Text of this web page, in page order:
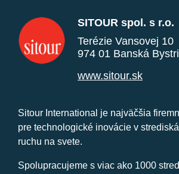
SITOUR spol. s r.o.
Terézie Vansovej 10
974 01 Banská
www.sitour.sk
Sitour International je najväčšia
pre technologické inovácie v
ruchu na svete.
Spolupracujeme s viac ako 1000